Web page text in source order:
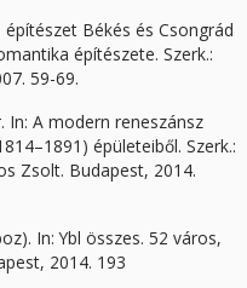
Békés és Csongrád
építészete. Szerk.:
59-69.
In: A modern reneszánsz
épületeiből. Szerk.:
Zsolt. Budapest, 2014.
In: Ybl összes. 52 város,
2014. 193